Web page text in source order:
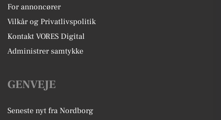
For annoncører
Vilkår og Privatlivspolitik
Kontakt VORES Digital
Administrer samtykke
GENVEJE
Seneste nyt fra Nordborg